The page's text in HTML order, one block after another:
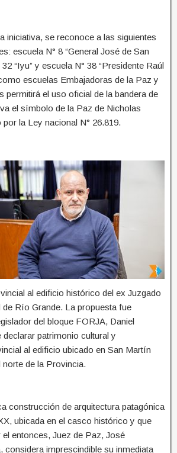
iniciativa, se reconoce a las siguientes
escuela N° 8 “General José de San
“Iyu” y escuela N° 38 “Presidente Raúl
escuelas Embajadoras de la Paz y
permitirá el uso oficial de la bandera de
el símbolo de la Paz de Nicholas
la Ley nacional N° 26.819.
al edificio histórico del ex Juzgado
de Río Grande. La propuesta fue
del bloque FORJA, Daniel
patrimonio cultural y
al edificio ubicado en San Martín
norte de la Provincia.
construcción de arquitectura patagónica
ubicada en el casco histórico y que
el entonces, Juez de Paz, José
considera imprescindible su inmediata